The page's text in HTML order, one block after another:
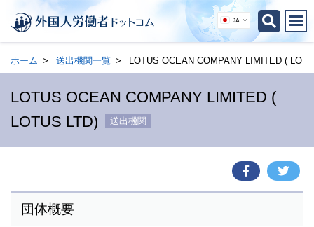
JA
ホーム 送出機関一覧 LOTUS OCEAN COMPANY LIMITED (
LOTUS OCEAN COMPANY LIMITED (
LOTUS LTD)
送出機関
団体概要